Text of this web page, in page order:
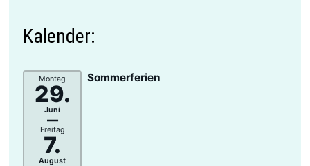
Kalender:
Montag
29.
Juni
–
Freitag
7.
August
Sommerferien